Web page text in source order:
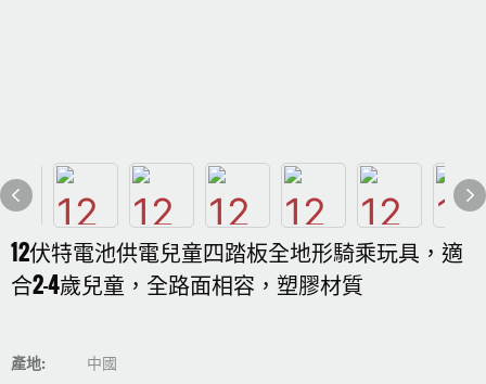
12伏特電池供電兒童四踏板全地形騎乘玩具，適
合2-4歲兒童，全路面相容，塑膠材質
產地: 中國